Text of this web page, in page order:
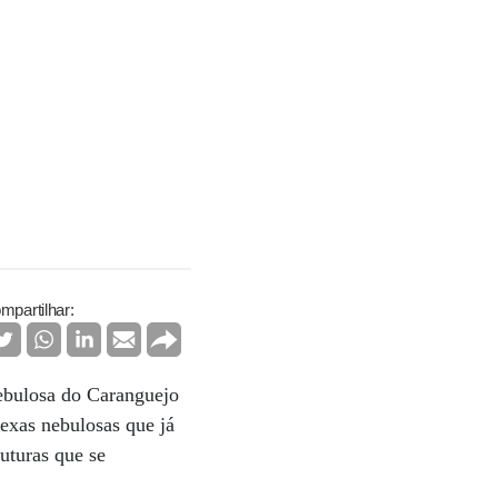
do Caranguejo
nebulosas que já
que se